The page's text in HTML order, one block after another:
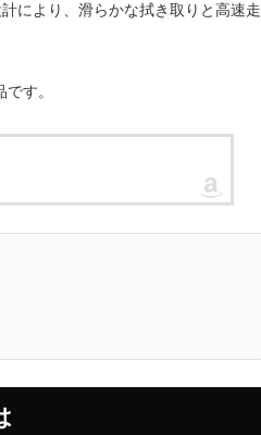
により、滑らかな拭き取りと高速走
す。